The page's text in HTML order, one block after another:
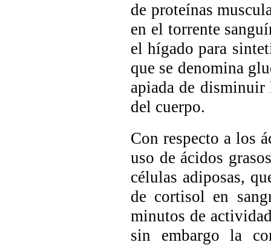
de proteínas
en el torrente
el hígado para
que se denomina
apiada de
del cuerpo.
Con respecto a los
uso de ácidos
células adiposas,
de cortisol en
minutos de
sin embargo la